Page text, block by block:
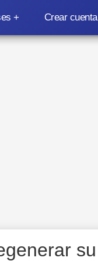
Crear cuenta
su